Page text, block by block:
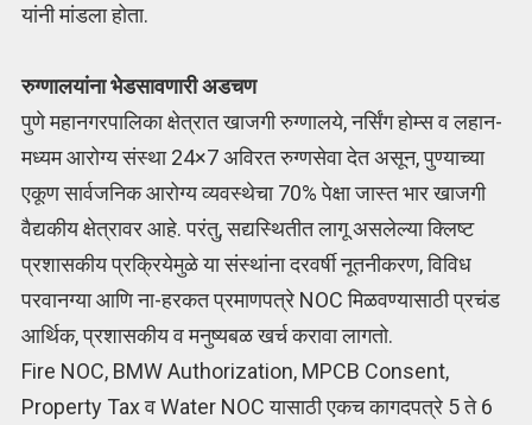
यांनी मांडला होता.
रुग्णालयांना भेडसावणारी अडचण
पुणे महानगरपालिका क्षेत्रात खाजगी रुग्णालये, नर्सिंग होम्स व लहान-
मध्यम आरोग्य संस्था 24×7 अविरत रुग्णसेवा देत असून, पुण्याच्या
एकूण सार्वजनिक आरोग्य व्यवस्थेचा 70% पेक्षा जास्त भार खाजगी
वैद्यकीय क्षेत्रावर आहे. परंतु, सद्यस्थितीत लागू असलेल्या क्लिष्ट
प्रशासकीय प्रक्रियेमुळे या संस्थांना दरवर्षी नूतनीकरण, विविध
परवानग्या आणि ना-हरकत प्रमाणपत्रे NOC मिळवण्यासाठी प्रचंड
आर्थिक, प्रशासकीय व मनुष्यबळ खर्च करावा लागतो.
Fire NOC, BMW Authorization, MPCB Consent,
Property Tax व Water NOC यासाठी एकच कागदपत्रे 5 ते 6